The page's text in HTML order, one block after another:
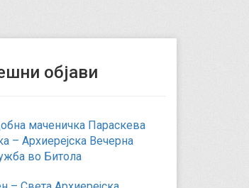
објави
маченичка Параскева
– Архиерејска Вечерна
во Битола